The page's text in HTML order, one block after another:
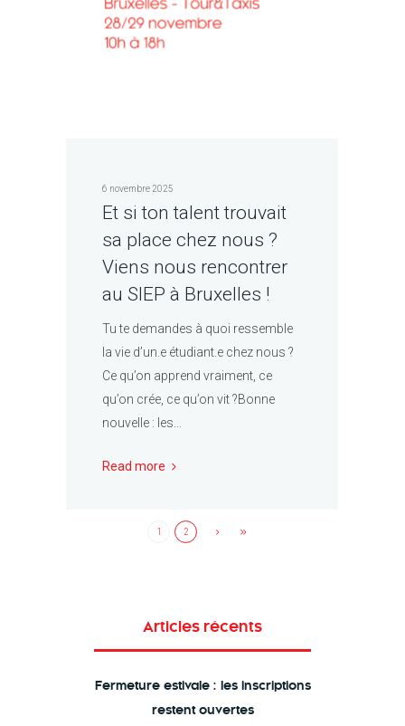
6 novembre 2025
Et si ton talent trouvait
sa place chez nous ?
Viens nous rencontrer
au SIEP à Bruxelles !
Tu te demandes à quoi ressemble
la vie d’un.e étudiant.e chez nous ?
Ce qu’on apprend vraiment, ce
qu’on crée, ce qu’on vit ?Bonne
nouvelle : les...
Read more
1 2
Articles récents
Fermeture estivale : les inscriptions
restent ouvertes